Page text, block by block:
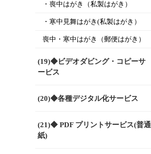
・喪中はがき（私製はがき）
・寒中見舞はがき(私製はがき）
喪中・寒中はがき（郵便はがき）
(19)◆ビデオダビング・コピーサ
ービス
(20)◆各種デジタル化サービス
(21)◆ PDF プリントサービス(普通
紙)